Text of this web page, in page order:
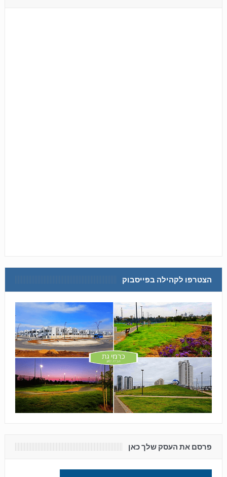
הצטרפו לקהילה בפייסבוק
פרסם את העסק שלך כאן